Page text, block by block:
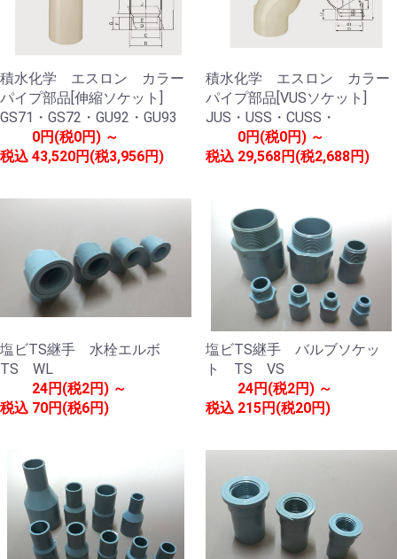
積水化学 エスロン カラー
パイプ部品[伸縮ソケット]
GS71・GS72・GU92・GU93
税込
0円(税0円) ～
43,520円(税3,956円)
積水化学 エスロン カラー
パイプ部品[VUSソケット]
JUS・USS・CUSS・
税込
0円(税0円) ～
29,568円(税2,688円)
塩ビTS継手 水栓エルボ
TS WL
税込
24円(税2円) ～
70円(税6円)
塩ビTS継手 バルブソケッ
ト TS VS
税込
24円(税2円) ～
215円(税20円)